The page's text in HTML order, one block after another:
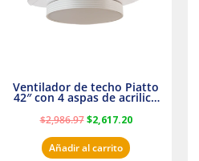
Ventilador de techo Piatto
42″ con 4 aspas de acrilico
transparente
$2,986.97 $2,617.20
Añadir al carrito